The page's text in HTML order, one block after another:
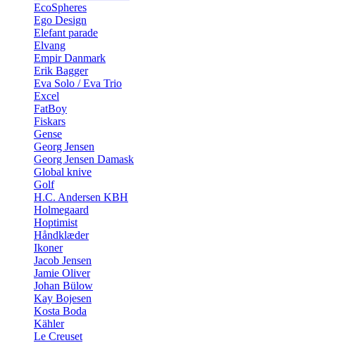
EcoSpheres
Ego Design
Elefant parade
Elvang
Empir Danmark
Erik Bagger
Eva Solo / Eva Trio
Excel
FatBoy
Fiskars
Gense
Georg Jensen
Georg Jensen Damask
Global knive
Golf
H.C. Andersen KBH
Holmegaard
Hoptimist
Håndklæder
Ikoner
Jacob Jensen
Jamie Oliver
Johan Bülow
Kay Bojesen
Kosta Boda
Kähler
Le Creuset